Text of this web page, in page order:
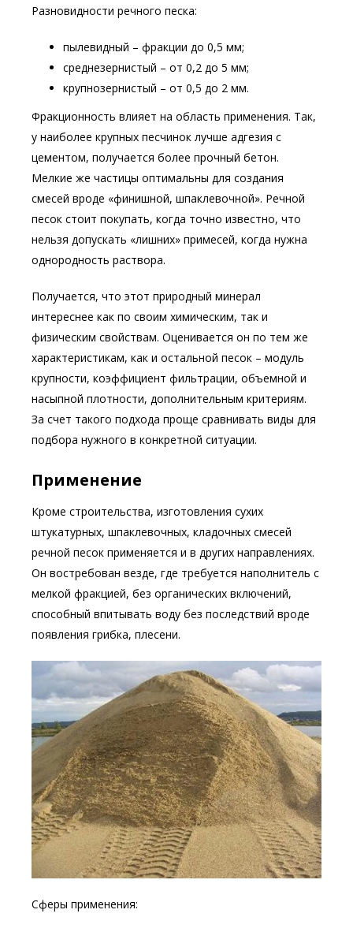
Разновидности речного песка:
пылевидный – фракции до 0,5 мм;
среднезернистый – от 0,2 до 5 мм;
крупнозернистый – от 0,5 до 2 мм.
Фракционность влияет на область применения. Так,
у наиболее крупных песчинок лучше адгезия с
цементом, получается более прочный бетон.
Мелкие же частицы оптимальны для создания
смесей вроде «финишной, шпаклевочной». Речной
песок стоит покупать, когда точно известно, что
нельзя допускать «лишних» примесей, когда нужна
однородность раствора.
Получается, что этот природный минерал
интереснее как по своим химическим, так и
физическим свойствам. Оценивается он по тем же
характеристикам, как и остальной песок – модуль
крупности, коэффициент фильтрации, объемной и
насыпной плотности, дополнительным критериям.
За счет такого подхода проще сравнивать виды для
подбора нужного в конкретной ситуации.
Применение
Кроме строительства, изготовления сухих
штукатурных, шпаклевочных, кладочных смесей
речной песок применяется и в других направлениях.
Он востребован везде, где требуется наполнитель с
мелкой фракцией, без органических включений,
способный впитывать воду без последствий вроде
появления грибка, плесени.
Сферы применения: